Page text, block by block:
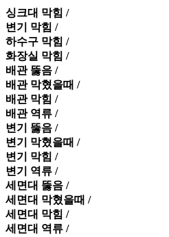
싱크대 막힘 /
변기 막힘 /
하수구 막힘 /
화장실 막힘 /
배관 뚫음 /
배관 막혔을때 /
배관 막힘 /
배관 역류 /
변기 뚫음 /
변기 막혔을때 /
변기 막힘 /
변기 역류 /
세면대 뚫음 /
세면대 막혔을때 /
세면대 막힘 /
세면대 역류 /